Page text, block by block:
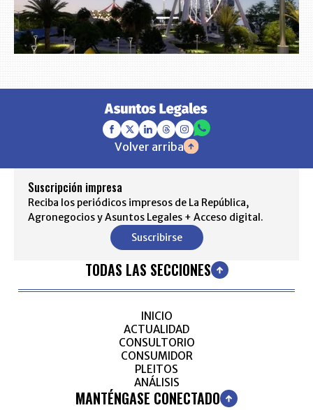
Volver arriba
Suscripción impresa
Reciba los periódicos impresos de La República,
Agronegocios y Asuntos Legales + Acceso digital.
Suscribirse
TODAS LAS SECCIONES
INICIO
ACTUALIDAD
CONSULTORIO
CONSUMIDOR
PLEITOS
ANÁLISIS
MANTÉNGASE CONECTADO